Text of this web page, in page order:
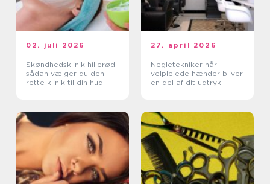
02. juli 2026
Skøndhedsklinik hillerød
sådan vælger du den
rette klinik til din hud
27. april 2026
Negletekniker når
velplejede hænder bliver
en del af dit udtryk